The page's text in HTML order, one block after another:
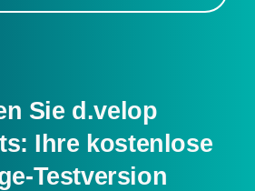
Sie d.velop
Ihre kostenlose
Testversion